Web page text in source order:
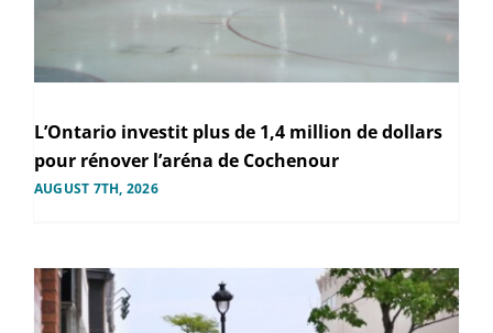
L’Ontario investit plus de 1,4 million de dollars
pour rénover l’aréna de Cochenour
AUGUST 7TH, 2026